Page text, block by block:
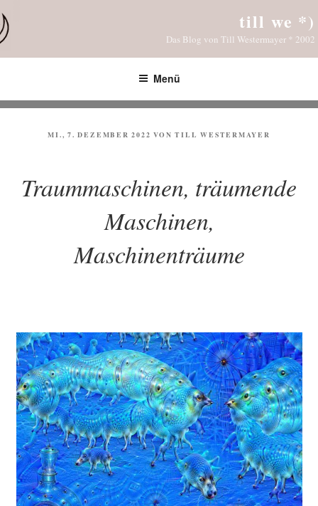
Inhalt
springen
till we *)
Das Blog von Till Westermayer * 2002
Menü
VERÖFFENTLICHT
MI., 7. DEZEMBER 2022 VONTILL WESTERMAYER
Traummaschinen, träumende
Maschinen,
Maschinenträume